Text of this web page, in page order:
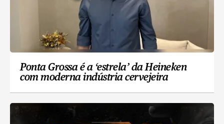
Ponta Grossa é a ‘estrela’ da Heineken
com moderna indústria cervejeira